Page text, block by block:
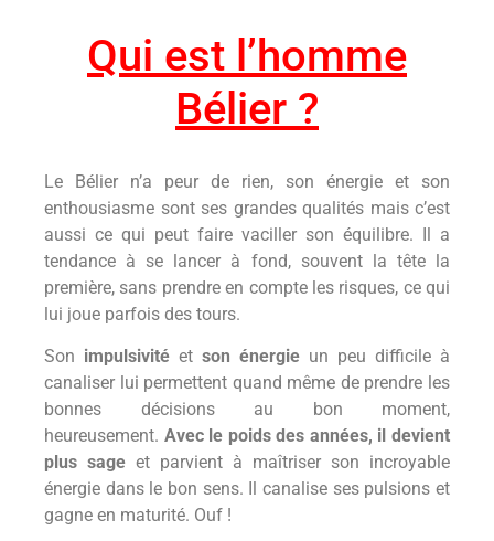
Qui est l’homme
Bélier ?
Le Bélier n’a peur de rien, son énergie et son
enthousiasme sont ses grandes qualités mais c’est
aussi ce qui peut faire vaciller son équilibre. Il a
tendance à se lancer à fond, souvent la tête la
première, sans prendre en compte les risques, ce qui
lui joue parfois des tours.
Son impulsivité et son énergie un peu difficile à
canaliser lui permettent quand même de prendre les
bonnes décisions au bon moment,
heureusement. Avec le poids des années, il devient
plus sage et parvient à maîtriser son incroyable
énergie dans le bon sens. Il canalise ses pulsions et
gagne en maturité. Ouf !